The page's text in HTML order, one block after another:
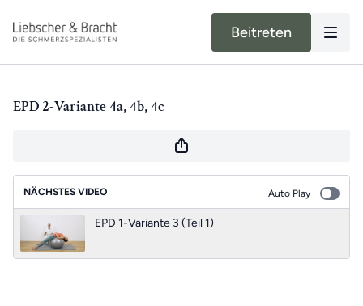
Beitreten
EPD 2-Variante 4a, 4b, 4c
NÄCHSTES VIDEO Auto Play
EPD 1-Variante 3 (Teil 1)